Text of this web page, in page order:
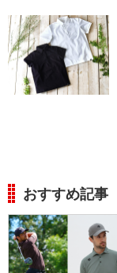
おすすめ記事